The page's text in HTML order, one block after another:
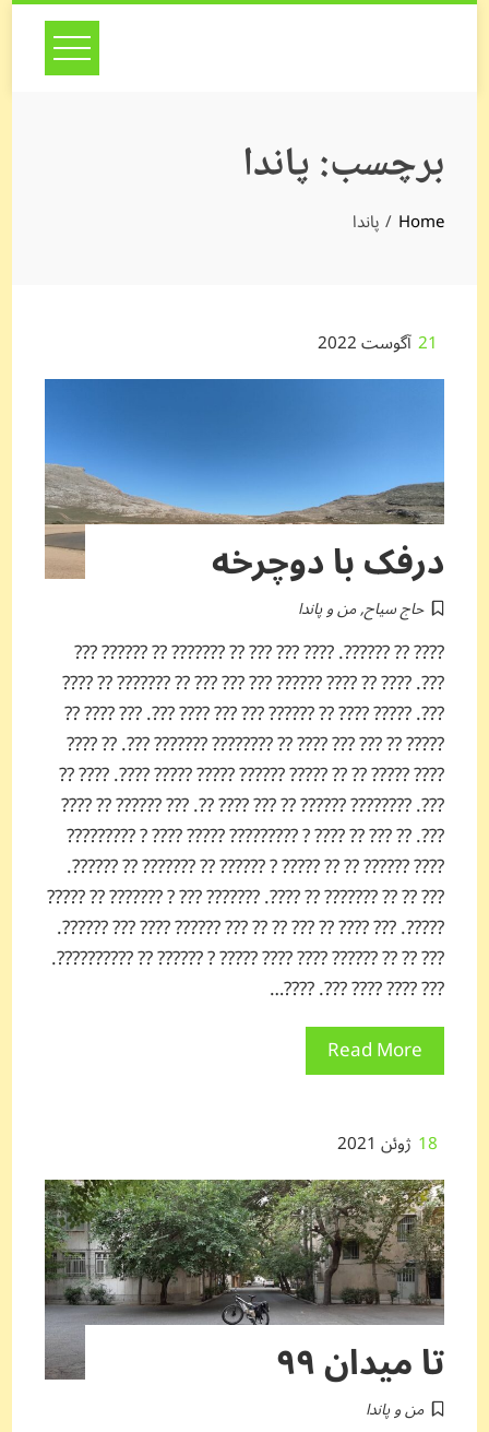
Skip
برچسب:پاندا
Home پاندا
21آگوست 2022
درفک با دوچرخه
حاج سیاح,من و پاندا
???? ?? ??????. ???? ??? ??? ?? ??????? ?? ?????? ???
???. ???? ?? ???? ?????? ??? ??? ??? ?? ??????? ?? ????
???. ????? ???? ?? ?????? ??? ??? ???? ???. ??? ???? ??
????? ?? ??? ??? ???? ?? ???????? ??????? ???. ?? ????
???? ????? ?? ?? ????? ?????? ????? ????? ????. ???? ??
???. ???????? ?????? ?? ??? ???? ??. ??? ?????? ?? ????
???. ?? ??? ?? ???? ? ????????? ????? ???? ? ?????????
???? ?????? ?? ?? ????? ? ?????? ?? ??????? ?? ??????.
??? ?? ?? ??????? ?? ????. ??????? ??? ? ??????? ?? ?????
?????. ??? ???? ?? ??? ?? ?? ??? ?????? ???? ??? ??????.
??? ?? ?? ?????? ???? ???? ????? ? ?????? ?? ??????????.
??? ???? ???? ???. ????…
Read More
18 ژوئن 2021
تا میدان ۹۹
من و پاندا